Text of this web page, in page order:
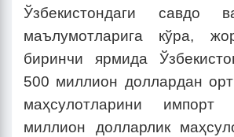
Ўзбекистондаги савдо
маълумотларига кўра,
биринчи ярмида
500 миллион доллардан
маҳсулотларини
миллион долларлик